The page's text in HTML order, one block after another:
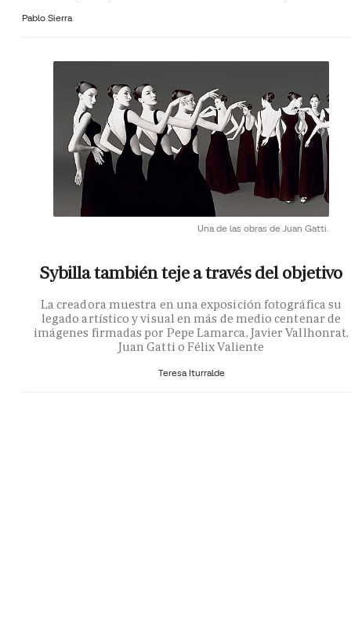
Pablo Sierra
Una de las obras de Juan Gatti.
Sybilla también teje a través del objetivo
La creadora muestra en una exposición fotográfica su
legado artístico y visual en más de medio centenar de
imágenes firmadas por Pepe Lamarca, Javier Vallhonrat,
Juan Gatti o Félix Valiente
Teresa Iturralde